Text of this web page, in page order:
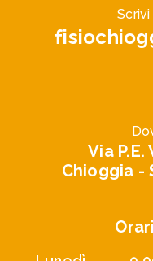
Via
Chioggia -